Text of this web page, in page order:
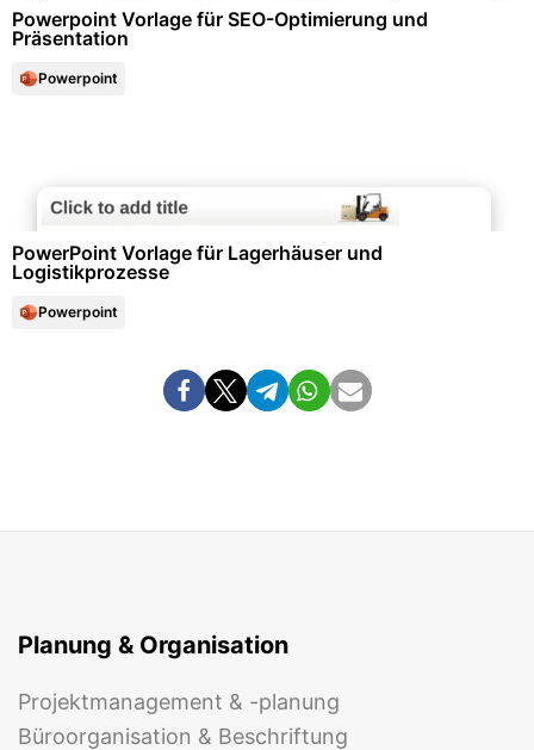
Powerpoint Vorlage für SEO-Optimierung und
Präsentation
Powerpoint
PowerPoint Vorlage für Lagerhäuser und
Logistikprozesse
Powerpoint
Planung & Organisation
Projektmanagement & -planung
Büroorganisation & Beschriftung